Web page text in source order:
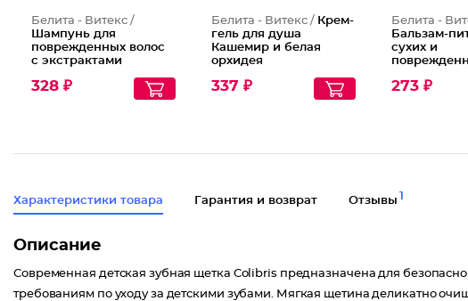
Белита - Витекс /
Шампунь для
поврежденных волос
с экстрактами
цвета Nourishing
Shampoo for Dry and
328 ₽
Белита - Витекс / Крем-
гель для душа
Кашемир и белая
орхидея
337 ₽
Белита -
Бальзам-
сухих и
облепихи и
цвета
273 ₽
Характеристики товара Гарантия и возврат Отзывы 1
Описание
Современная детская зубная щетка Colibris предназначена для
требованиям по уходу за детскими зубами. Мягкая щетина деликатно